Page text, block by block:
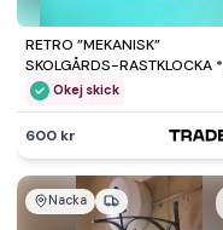
RETRO ”MEKANISK”
SKOLGÅRDS-RASTKLOCKA *
1900-talets mitt
Okej skick
600 kr
Nacka